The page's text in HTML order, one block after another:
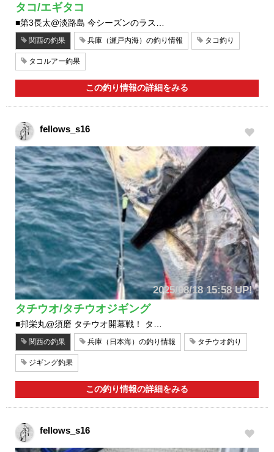
タコ/エギタコ
■第3長太@淡路島 今シーズンのラス…
関西の釣果 兵庫（瀬戸内海）の釣り情報 タコ釣り
タコルアー釣果
この釣り情報の詳細をみる
fellows_s16
2025/08/18 15:58 UP!
タチウオ/タチウオジギング
■邦栄丸@須磨 タチウオ開幕戦！ タ…
関西の釣果 兵庫（日本海）の釣り情報 タチウオ釣り
ジギング釣果
この釣り情報の詳細をみる
fellows_s16